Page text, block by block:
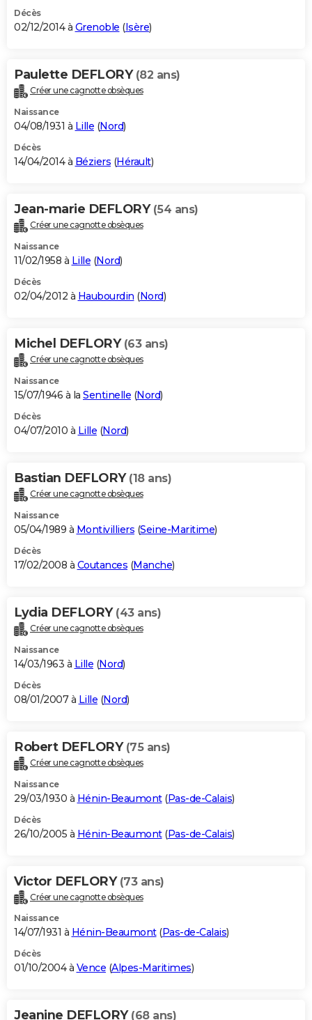
Décès
02/12/2014 à Grenoble (Isère)
Paulette DEFLORY (82 ans)
Créer une cagnotte obsèques
Naissance
04/08/1931 à Lille (Nord)
Décès
14/04/2014 à Béziers (Hérault)
Jean-marie DEFLORY (54 ans)
Créer une cagnotte obsèques
Naissance
11/02/1958 à Lille (Nord)
Décès
02/04/2012 à Haubourdin (Nord)
Michel DEFLORY (63 ans)
Créer une cagnotte obsèques
Naissance
15/07/1946 à la Sentinelle (Nord)
Décès
04/07/2010 à Lille (Nord)
Bastian DEFLORY (18 ans)
Créer une cagnotte obsèques
Naissance
05/04/1989 à Montivilliers (Seine-Maritime)
Décès
17/02/2008 à Coutances (Manche)
Lydia DEFLORY (43 ans)
Créer une cagnotte obsèques
Naissance
14/03/1963 à Lille (Nord)
Décès
08/01/2007 à Lille (Nord)
Robert DEFLORY (75 ans)
Créer une cagnotte obsèques
Naissance
29/03/1930 à Hénin-Beaumont(Pas-de-Calais)
Décès
26/10/2005 à Hénin-Beaumont(Pas-de-Calais)
Victor DEFLORY (73 ans)
Créer une cagnotte obsèques
Naissance
14/07/1931 à Hénin-Beaumont(Pas-de-Calais)
Décès
01/10/2004 à Vence (Alpes-Maritimes)
Jeanine DEFLORY (68 ans)